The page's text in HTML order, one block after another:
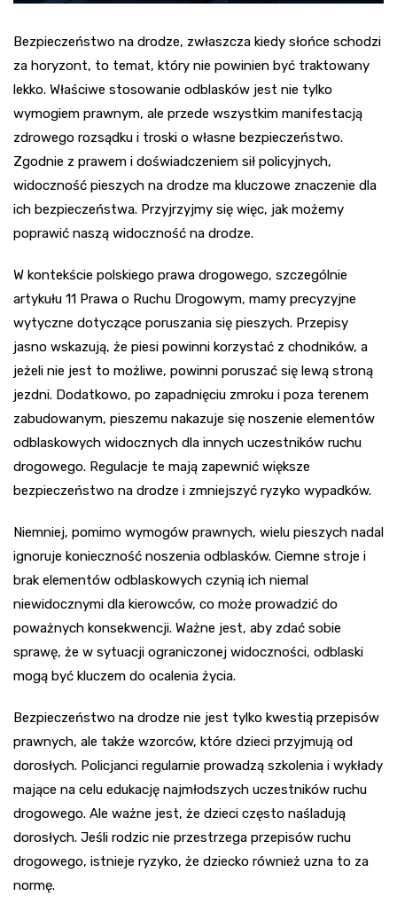
Bezpieczeństwo na drodze, zwłaszcza kiedy słońce schodzi
za horyzont, to temat, który nie powinien być traktowany
lekko. Właściwe stosowanie odblasków jest nie tylko
wymogiem prawnym, ale przede wszystkim manifestacją
zdrowego rozsądku i troski o własne bezpieczeństwo.
Zgodnie z prawem i doświadczeniem sił policyjnych,
widoczność pieszych na drodze ma kluczowe znaczenie dla
ich bezpieczeństwa. Przyjrzyjmy się więc, jak możemy
poprawić naszą widoczność na drodze.
W kontekście polskiego prawa drogowego, szczególnie
artykułu 11 Prawa o Ruchu Drogowym, mamy precyzyjne
wytyczne dotyczące poruszania się pieszych. Przepisy
jasno wskazują, że piesi powinni korzystać z chodników, a
jeżeli nie jest to możliwe, powinni poruszać się lewą stroną
jezdni. Dodatkowo, po zapadnięciu zmroku i poza terenem
zabudowanym, pieszemu nakazuje się noszenie elementów
odblaskowych widocznych dla innych uczestników ruchu
drogowego. Regulacje te mają zapewnić większe
bezpieczeństwo na drodze i zmniejszyć ryzyko wypadków.
Niemniej, pomimo wymogów prawnych, wielu pieszych nadal
ignoruje konieczność noszenia odblasków. Ciemne stroje i
brak elementów odblaskowych czynią ich niemal
niewidocznymi dla kierowców, co może prowadzić do
poważnych konsekwencji. Ważne jest, aby zdać sobie
sprawę, że w sytuacji ograniczonej widoczności, odblaski
mogą być kluczem do ocalenia życia.
Bezpieczeństwo na drodze nie jest tylko kwestią przepisów
prawnych, ale także wzorców, które dzieci przyjmują od
dorosłych. Policjanci regularnie prowadzą szkolenia i wykłady
mające na celu edukację najmłodszych uczestników ruchu
drogowego. Ale ważne jest, że dzieci często naśladują
dorosłych. Jeśli rodzic nie przestrzega przepisów ruchu
drogowego, istnieje ryzyko, że dziecko również uzna to za
normę.